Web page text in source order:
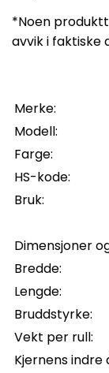
*Noen
avvik i faktiske
Merke:
Modell:
Farge:
HS-kode:
Bruk:
Dimensjoner
Bredde:
Lengde:
Bruddstyrke:
Vekt per rull:
Kjernens indre